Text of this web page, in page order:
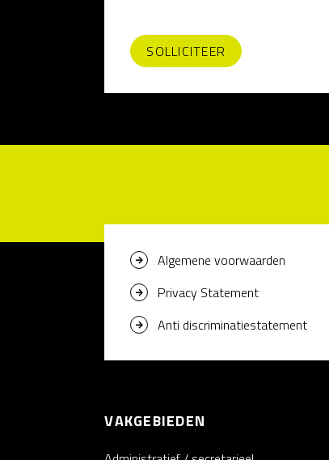
Algemene voorwaarden
Privacy Statement
Anti discriminatiestatement
VAKGEBIEDEN